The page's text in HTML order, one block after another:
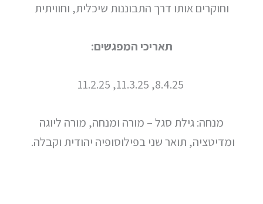
וחוקרים אותו דרך התבוננות שיכלית, וחוויתית
תאריכי המפגשים:
מנחה: גילת סגל – מורה ומנחה, מורה ליוגה
ומדיטציה, תואר שני בפילוסופיה יהודית וקבלה.